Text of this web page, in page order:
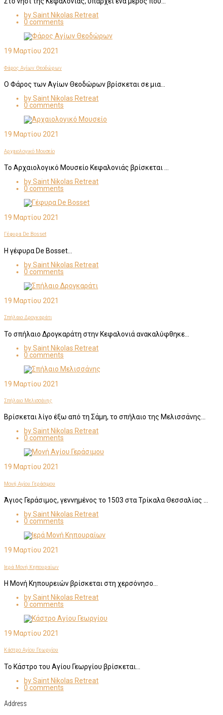
by Saint Nikolas Retreat
0 comments
19 Μαρτίου 2021
Φάρος Αγίων Θεοδώρων
Ο Φάρος των Αγίων Θεοδώρων βρίσκεται σε μια…
by Saint Nikolas Retreat
0 comments
19 Μαρτίου 2021
Αρχαιολογικό Μουσείο
Το Αρχαιολογικό Μουσείο Κεφαλονιάς βρίσκεται …
by Saint Nikolas Retreat
0 comments
19 Μαρτίου 2021
Γέφυρα De Bosset
Η γέφυρα De Bosset…
by Saint Nikolas Retreat
0 comments
19 Μαρτίου 2021
Σπήλαιο Δρογκαράτι
Το σπήλαιο Δρογκαράτη στην Κεφαλονιά ανακαλύφθηκε…
by Saint Nikolas Retreat
0 comments
19 Μαρτίου 2021
Σπήλαιο Μελισσάνης
Βρίσκεται λίγο έξω από τη Σάμη, το σπήλαιο της Μελισσάνης…
by Saint Nikolas Retreat
0 comments
19 Μαρτίου 2021
Μονή Αγίου Γεράσιμου
Άγιος Γεράσιμος, γεννημένος το 1503 στα Τρίκαλα Θεσσαλίας …
by Saint Nikolas Retreat
0 comments
19 Μαρτίου 2021
Ιερά Μονή Κηπουραίων
Η Μονή Κηπουρειών βρίσκεται στη χερσόνησο…
by Saint Nikolas Retreat
0 comments
19 Μαρτίου 2021
Κάστρο Αγίου Γεωργίου
Το Κάστρο του Αγίου Γεωργίου βρίσκεται…
by Saint Nikolas Retreat
0 comments
Address